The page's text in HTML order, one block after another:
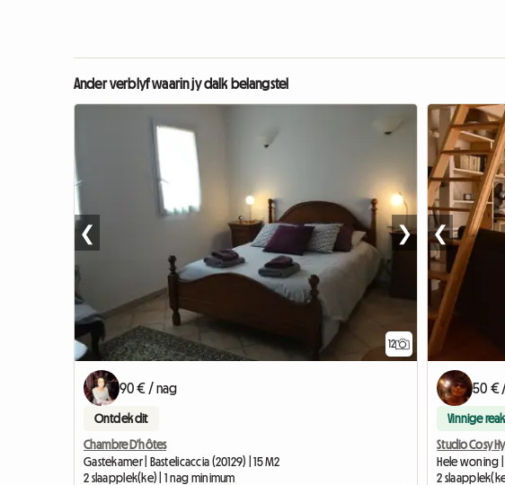
Ander verblyf waarin jy dalk belangstel
12
❮ ❯
90 € / nag
Ontdek dit
Chambre D'hôtes
Gastekamer | Bastelicaccia (20129) | 15 M2
2 slaapplek(ke) | 1 nag minimum
❮
50 €
Vinnige
Studio Cosy
Hele woning
2